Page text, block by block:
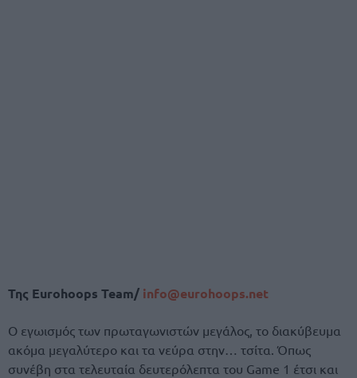
Της Eurohoops Team/ info@eurohoops.net
Ο εγωισμός των πρωταγωνιστών μεγάλος, το διακύβευμα
ακόμα μεγαλύτερο και τα νεύρα στην… τσίτα. Όπως
συνέβη στα τελευταία δευτερόλεπτα του Game 1 έτσι και